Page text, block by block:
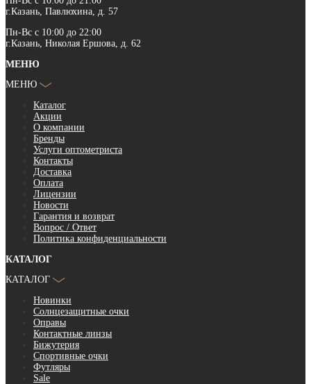
г.Казань, Павлюхина, д. 57
Пн-Вс с 10:00 до 22:00
г.Казань, Николая Ершова, д. 62
МЕНЮ
МЕНЮ
Каталог
Акции
О компании
Бренды
Услуги оптометриста
Контакты
Доставка
Оплата
Лицензии
Новости
Гарантия и возврат
Вопрос / Ответ
Политика конфиденциальности
КАТАЛОГ
КАТАЛОГ
Новинки
Солнцезащитные очки
Оправы
Контактные линзы
Бижутерия
Спортивные очки
Футляры
Sale